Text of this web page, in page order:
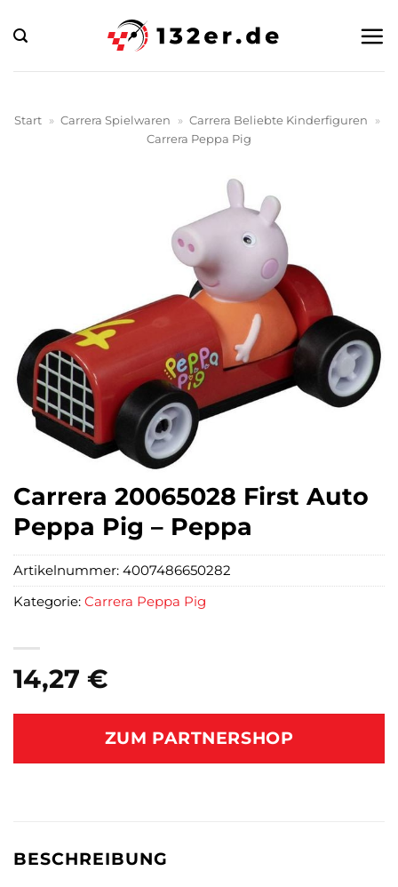
Inhalt
springen
Start » Carrera Spielwaren » Carrera Beliebte Kinderfiguren
»
Carrera Peppa Pig
Carrera 20065028 First Auto
Peppa Pig – Peppa
14,27 €
ZUM PARTNERSHOP
Artikelnummer: 4007486650282
Kategorie: Carrera Peppa Pig
BESCHREIBUNG